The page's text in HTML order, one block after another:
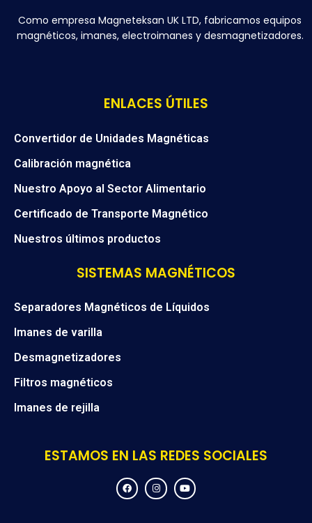
Como empresa Magneteksan UK LTD, fabricamos equipos
magnéticos, imanes, electroimanes y desmagnetizadores.
ENLACES ÚTILES
Convertidor de Unidades Magnéticas
Calibración magnética
Nuestro Apoyo al Sector Alimentario
Certificado de Transporte Magnético
Nuestros últimos productos
SISTEMAS MAGNÉTICOS
Separadores Magnéticos de Líquidos
Imanes de varilla
Desmagnetizadores
Filtros magnéticos
Imanes de rejilla
ESTAMOS EN LAS REDES SOCIALES
F
a
c
I
n
s
Y
o
u